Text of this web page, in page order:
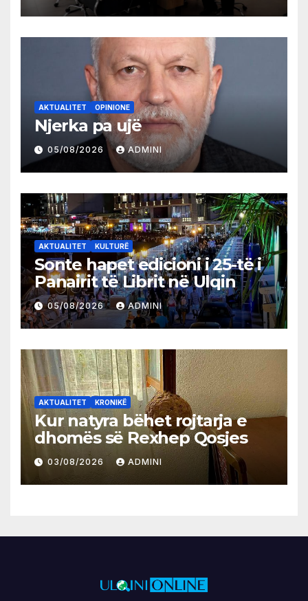
AKTUALITET OPINIONE
Njerka pa ujë
05/08/2026 ADMINI
AKTUALITET KULTURË
Sonte hapet edicioni i 25-të i
Panairit të Librit në Ulqin
05/08/2026 ADMINI
AKTUALITET KRONIKË
Kur natyra bëhet rojtarja e
dhomës së Rexhep Qosjes
03/08/2026 ADMINI